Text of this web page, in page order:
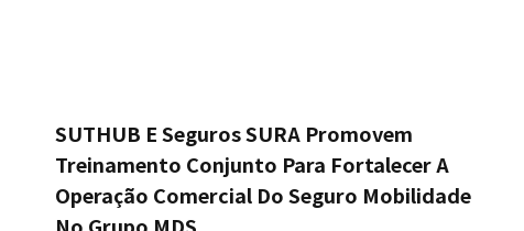
SUTHUB E Seguros SURA Promovem
Treinamento Conjunto Para Fortalecer A
Operação Comercial Do Seguro Mobilidade